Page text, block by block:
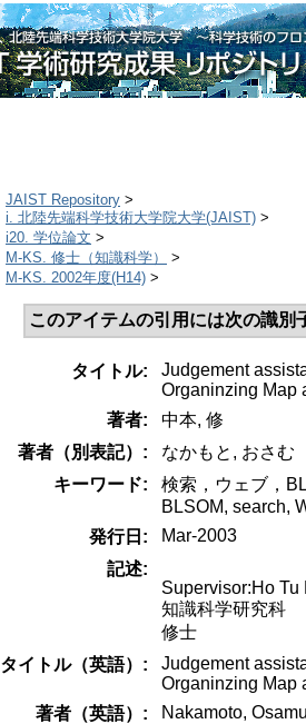
JAIST Repository >
i. 北陸先端科学技術大学院大学(JAIST) >
i20. 学位論文 >
M-KS. 修士（知識科学）
>
M-KS. 2002年度(H14) >
このアイテムの引用には次の識
タイトル:
Judgement
Organinzing Map
著者:
中本, 修
著者（別表記）:
なかもと, おさむ
キーワード:
検索，ウェブ，
BLSOM, search,
発行日:
Mar-2003
記述:
Supervisor:Ho Tu
知識科学研究科
修士
タイトル（英語）:
Judgement
Organinzing Map
著者（英語）:
Nakamoto,